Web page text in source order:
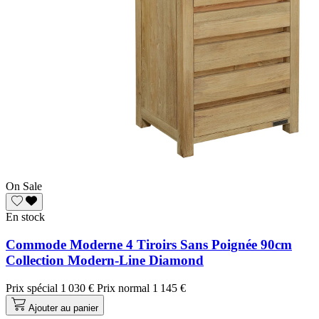
On Sale
En stock
Commode Moderne 4 Tiroirs Sans Poignée 90cm
Collection Modern-Line Diamond
Prix spécial 1 030 € Prix normal 1 145 €
Ajouter au panier